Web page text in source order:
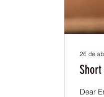
26 de
Dear